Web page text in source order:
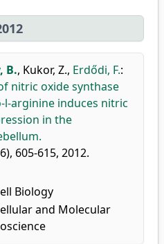
B., Kukor, Z., Erdődi, F.:
nitric oxide synthase
l-arginine induces nitric
in the
605-615, 2012.
Biology
and Molecular